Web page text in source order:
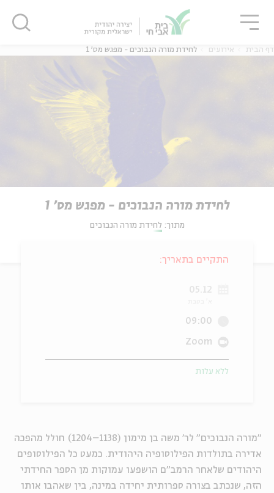
דף הבית אירועים לחידת מורה הנבוכים - מפגש מס' 1
לחידת מורה הנבוכים - מפגש מס' 1
מתוך: לחידת מורה הנבוכים
"מורה הנבוכים" לר' משה בן מימון (1138–1204) חולל מהפכה
אדירה בתולדות הפילוסופיה היהודית. כמעט כל הפילוסופים
היהודים שלאחר הרמב"ם הושפעו עמוקות מן הספר החידתי
הזה, שנכתב בצורה ספרותית יחידה במינה, בין שאהבו אותו
התקיים בתאריך:
05.12
09:00
Zoom
ללא עלות
סגור